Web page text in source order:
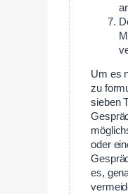
Um es
zu
sieben
oder
es,